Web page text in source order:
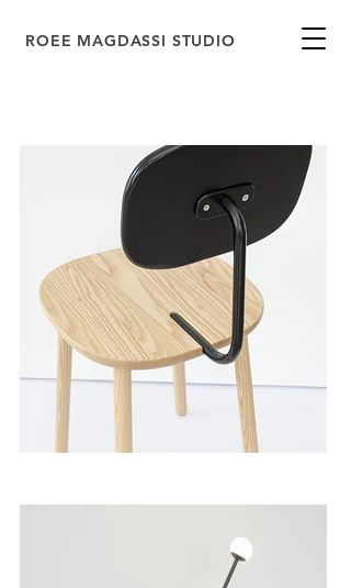
ROEE MAGDASSI STUDIO